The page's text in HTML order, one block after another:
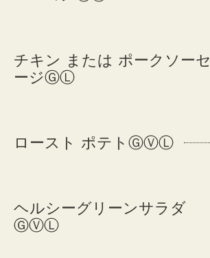
チキン または ポークソーセ
ージⒼⓁ
ロースト ポテトⒼⓋⓁ
ヘルシーグリーンサラダ
ⒼⓋⓁ